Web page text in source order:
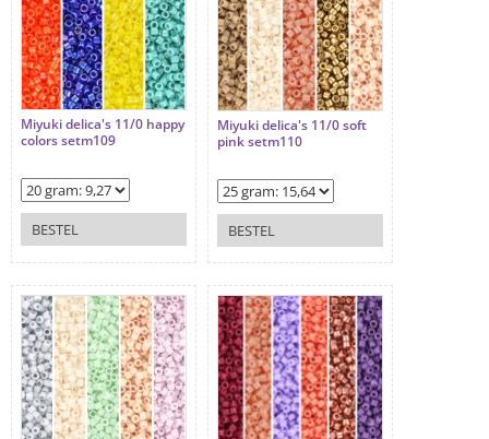
Miyuki delica's 11/0 happy
colors setm109
BESTEL
Miyuki delica's 11/0 soft
pink setm110
BESTEL